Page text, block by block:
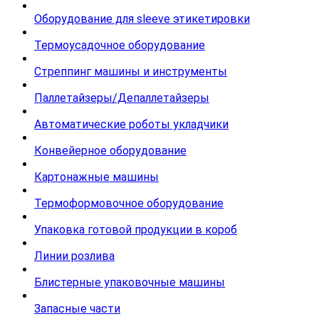
Оборудование для sleeve этикетировки
Термоусадочное оборудование
Стреппинг машины и инструменты
Паллетайзеры/Депаллетайзеры
Автоматические роботы укладчики
Конвейерное оборудование
Картонажные машины
Термоформовочное оборудование
Упаковка готовой продукции в короб
Линии розлива
Блистерные упаковочные машины
Запасные части